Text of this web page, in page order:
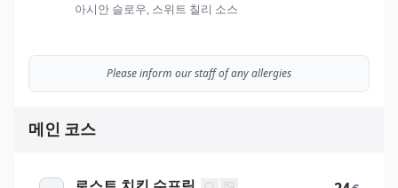
아시안 슬로우, 스위트 칠리 소스
Please inform our staff of any allergies
메인 코스